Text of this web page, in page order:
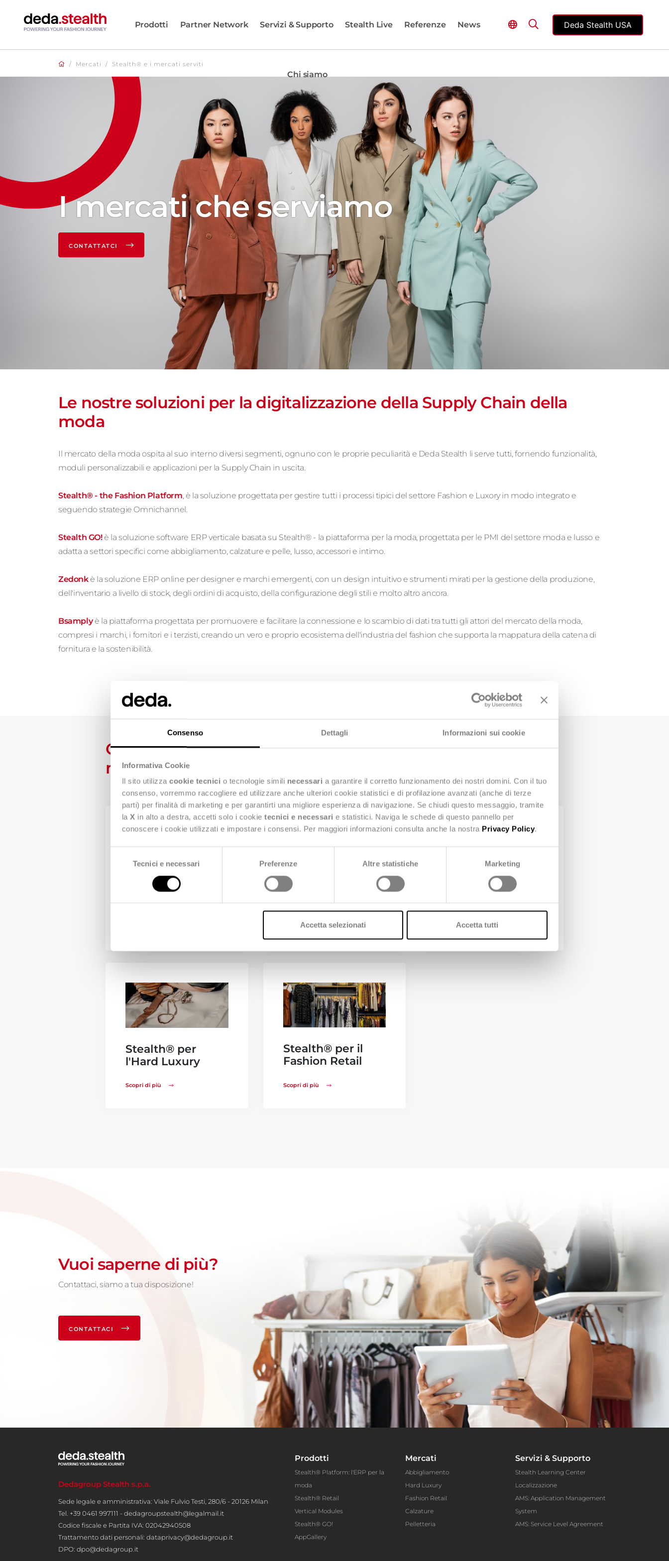
Consenso Dettagli Informazioni sui cookie
Informativa Cookie
Il sito utilizza cookie tecnici o tecnologie simili necessari a garantire il corretto funzionamento dei nostri domini. Con il tuo
consenso, vorremmo raccogliere ed utilizzare anche ulteriori cookie statistici e di profilazione avanzati (anche di terze
parti) per finalità di marketing e per garantirti una migliore esperienza di navigazione. Se chiudi questo messaggio, tramite
la X in alto a destra, accetti solo i cookie tecnici e necessari e statistici. Naviga le schede di questo pannello per
conoscere i cookie utilizzati e impostare i consensi. Per maggiori informazioni consulta anche la nostra Privacy Policy.
Tecnici e necessari Preferenze Altre statistiche Marketing
Accetta selezionati Accetta tutti
Prodotti Partner Network Servizi & Supporto Stealth Live Referenze News
Chi siamo
Deda Stealth USA
/ Mercati / Stealth® e i mercati serviti
I mercati che serviamo
CONTATTATCI
Le nostre soluzioni per la digitalizzazione della Supply Chain della
moda
Il mercato della moda ospita al suo interno diversi segmenti, ognuno con le proprie peculiarità e Deda Stealth li serve tutti, fornendo funzionalità,
moduli personalizzabili e applicazioni per la Supply Chain in uscita.
Stealth® - the Fashion Platform, è la soluzione progettata per gestire tutti i processi tipici del settore Fashion e Luxory in modo integrato e
seguendo strategie Omnichannel.
Stealth GO!è la soluzione software ERP verticale basata su Stealth® - la piattaforma per la moda, progettata per le PMI del settore moda e lusso e
adatta a settori specifici come abbigliamento, calzature e pelle, lusso, accessori e intimo.
Zedonkè la soluzione ERP online per designer e marchi emergenti, con un design intuitivo e strumenti mirati per la gestione della produzione,
dell'inventario a livello di stock, degli ordini di acquisto, della configurazione degli stili e molto altro ancora.
Bsamplyè la piattaforma progettata per promuovere e facilitare la connessione e lo scambio di dati tra tutti gli attori del mercato della moda,
compresi i marchi, i fornitori e i terzisti, creando un vero e proprio ecosistema dell'industria del fashion che supporta la mappatura della catena di
fornitura e la sostenibilità.
Quattro soluzioni per diversi segmenti del comparto
moda
Stealth® per
l'Abbigliamento
Stealth® per le
Calzature
Scopri di più
Stealth® per la
Pelletteria
Scopri di più
Stealth® per
l'Hard Luxury
Scopri di più
Stealth® per il
Fashion Retail
Scopri di più
Vuoi saperne di più?
Contattaci, siamo a tua disposizione!
CONTATTACI
Dedagroup Stealth s.p.a.
Sede legale e amministrativa: Viale Fulvio Testi, 280/6 - 20126 Milan
Tel. +39 0461 997111 - dedagroupstealth@legalmail.it
Codice fiscale e Partita IVA: 02042940508
Trattamento dati personali: dataprivacy@dedagroup.it
DPO: dpo@dedagroup.it
Prodotti
Stealth® Platform: l'ERP per la
moda
Stealth® Retail
Vertical Modules
Stealth® GO!
AppGallery
Mercati
Abbigliamento
Hard Luxury
Fashion Retail
Calzature
Pelletteria
Servizi & Supporto
Stealth Learning Center
Localizzazione
AMS: Application Management
System
AMS: Service Level Agreement